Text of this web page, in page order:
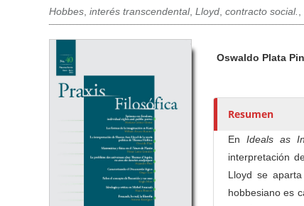
Hobbes, interés transcendental, Lloyd, contracto social.,
Barra lateral del artículo
u
o
e
Oswaldo Plata
Resumen
En Ideals as
interpretación
Lloyd se
hobbesiano es